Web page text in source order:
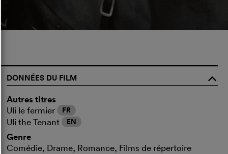
DONNÉES DU FILM
o
Autres titres
Uli le fermier FR
Uli the Tenant EN
Genre
Comédie, Drame, Romance, Films de répertoire